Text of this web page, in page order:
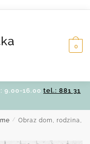
0
9.00-16.00 tel.: 881 31
/ Obraz dom, rodzina,